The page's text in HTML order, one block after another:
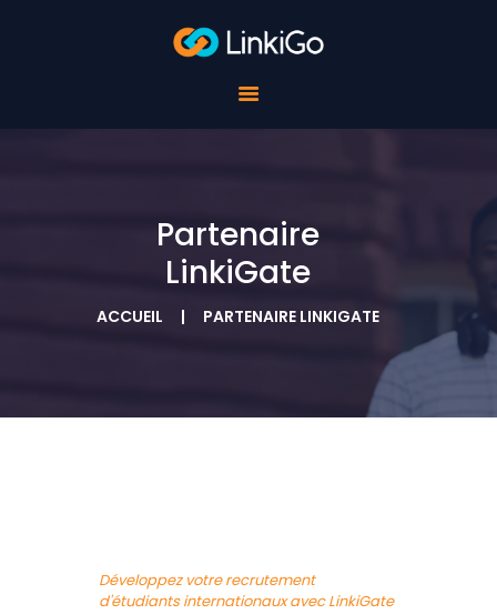
Partenaire
LinkiGate
ACCUEIL PARTENAIRE LINKIGATE
POUR LES
CONTACTS
Développez votre recrutement
d'étudiants internationaux avec LinkiGate